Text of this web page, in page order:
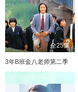
第101集
第105集
第109集
第113集
全25集
3年B班金八老师第二季